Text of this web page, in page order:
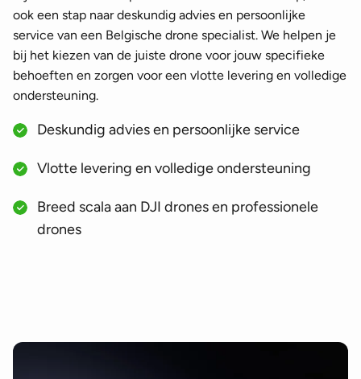
ook een stap naar deskundig advies en persoonlijke
service van een Belgische drone specialist. We helpen je
bij het kiezen van de juiste drone voor jouw specifieke
behoeften en zorgen voor een vlotte levering en volledige
ondersteuning.
Deskundig advies en persoonlijke service
Vlotte levering en volledige ondersteuning
Breed scala aan DJI drones en professionele
drones